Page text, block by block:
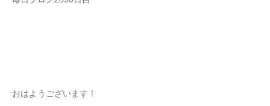
おはようございます！